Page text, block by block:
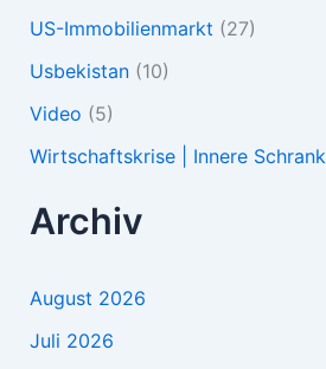
US-Immobilienmarkt (27)
Usbekistan(10)
Video (5)
Wirtschaftskrise | Innere
Archiv
August 2026
Juli 2026